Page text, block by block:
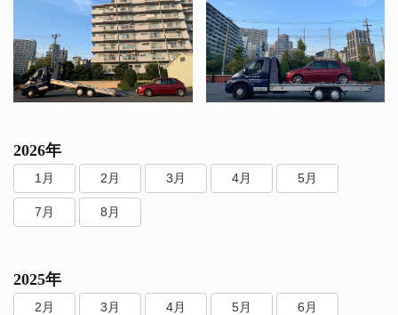
2026年
1月 2月 3月 4月 5月
7月 8月
2025年
2月 3月 4月 5月 6月